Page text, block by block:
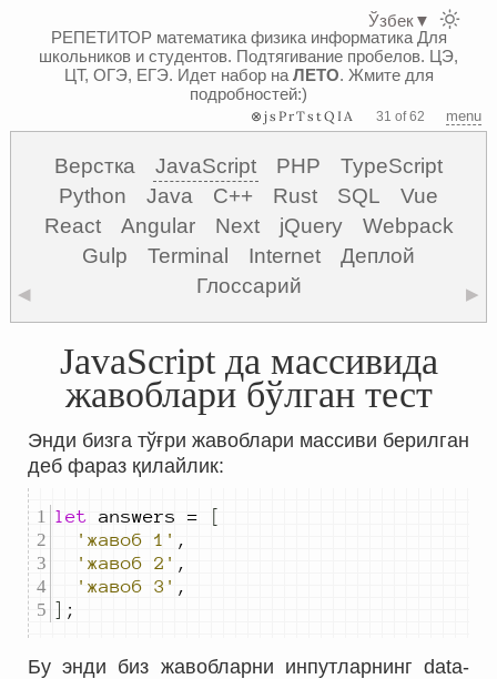
РЕПЕТИТОР математика физика информатикаДля
школьников и студентов. Подтягивание пробелов. ЦЭ,
ЦТ, ОГЭ, ЕГЭ. Идет набор на ЛЕТО. Жмите для
подробностей:)
⊗jsPrTstQIA 31 of 62 menu
Верстка JavaScript PHP
TypeScript
Python
Java C++ Rust SQL
Vue
React
Angular Next jQuery
Webpack
Gulp
Terminal Internet
Деплой
Глоссарий
◀ ▶
JavaScript да массивида
жавоблари бўлган тест
Энди бизга тўғри жавоблари массиви берилган
деб фараз қилайлик:
let answers =
[
'жавоб 1' ,
'жавоб 2' ,
'жавоб 3' ,
] ;
Бу энди биз жавобларни инпутларнинг data-
Ўзбек▼